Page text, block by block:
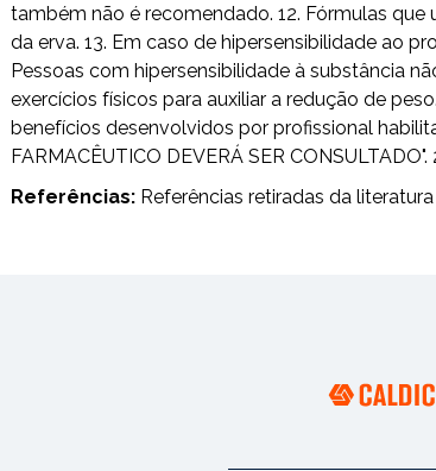
também não é recomendado. 12. Fórmulas
da erva. 13. Em caso de hipersensibilidade ao
Pessoas com hipersensibilidade à substância
exercícios físicos para auxiliar a redução de
benefícios desenvolvidos por profissional
FARMACÊUTICO DEVERÁ SER
Referências: Referências retiradas da